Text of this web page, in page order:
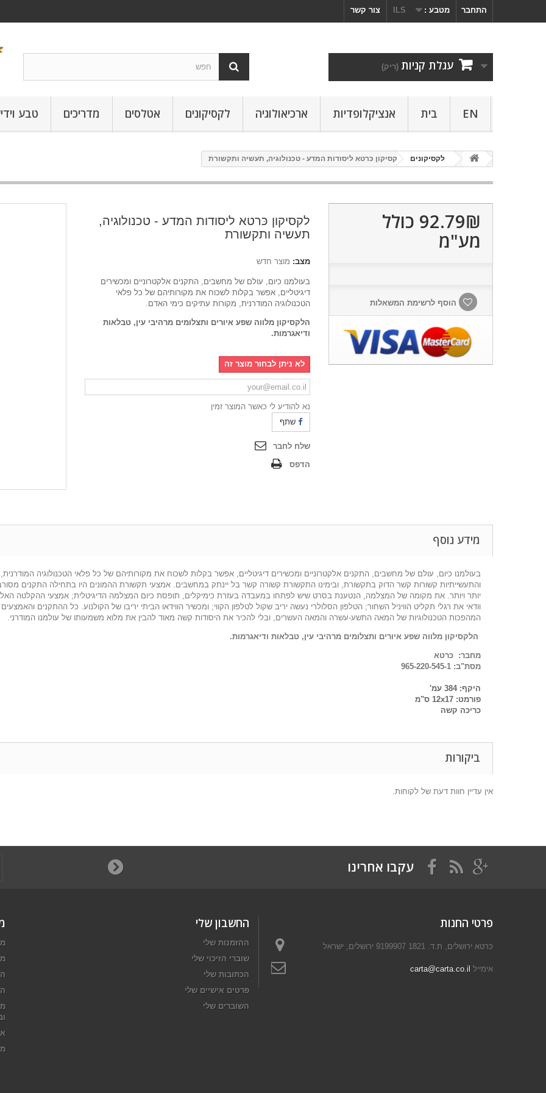
התחבר מטבע : ILS צור קשר
עגלת קניות (ריק)
טבע מדריכים אטלסים לקסיקונים ארכיאולוגיה אנציקלופדיות בית EN
לקסיקונים לקסיקון כּרטא ליסודות המדע - טכנולוגיה, תעשיה ותקשורת
לקסיקון כּרטא ליסודות המדע - טכנולוגיה,
תעשיה ותקשורת
מצב: מוצר חדש
בעולמנו כיום, עולם של מחשבים, התקנים אלקטרוניים ומכשירים
דיגיטליים, אפשר בקלות לשכוח את מקורותיהם של כל פלאי
הטכנולוגיה המודרנית, מקורות עתיקים כימי האדם.
הלקסיקון מלווה שפע איורים ותצלומים מרהיבי עין, טבלאות
ודיאגרמות.
לא ניתן לבחור מוצר זה
נא להודיע ​​לי כאשר המוצר זמין
שתף
שלח לחבר
הדפס
92.79₪‎ כולל
מע"מ
הוסף לרשימת המשאלות
מידע נוסף
בעולמנו כיום, עולם של מחשבים, התקנים אלקטרוניים ומכשירים דיגיטליים, אפשר בקלות לשכוח את מקורותיהם של כל פלאי הטכנולוגיה
והתעשייתיות קשורות קשר הדוק בתקשורת, ובימינו התקשורת קשורה קשר בל יינתק במחשבים. אמצעי תקשורת ההמונים היו בתחילה התקנים
יותר ויותר. את מקומה של המצלמה, הנטענת בסרט שיש לפתחו במעבדה בעזרת כימיקלים, תופסת כיום המצלמה הדיגיטלית; אמצעי ההקלטה
וודאי את רגלי תקליט הוויניל השחור; הטלפון הסלולרי נעשה יריב שקול לטלפון הקווי; ומכשיר הווידאו הביתי יריבו של הקולנוע. כל ההתקנים
המהפכות הטכנולוגיות של המאה התשע-עשרה והמאה העשרים, ובלי להכיר את היסודות קשה מאוד להבין את מלוא משמעותו של עולמנו המודרני.
הלקסיקון מלווה שפע איורים ותצלומים מרהיבי עין, טבלאות ודיאגרמות.
מחבר: כּרטא
מסת"ב: 965-220-545-1
היקף: 384 עמ'
פורמט:
12x17
ס"מ
כריכה קשה
ביקורות
אין עדיין חוות דעת של לקוחות.
עקבו אחרינו
החשבון שלי
ההזמנות שלי
שוברי הזיכוי שלי
הכתובות שלי
פרטים אישיים שלי
השוברים שלי
פרטי החנות
כּרטא ירושלים, ת.ד. 1821 9199907 ירושלים, ישראל
אימייל carta@carta.co.il